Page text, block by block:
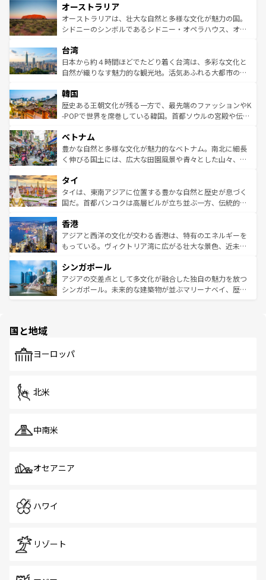
部のニューオーリンズでは、音楽と美食が融合した独特の
文化が魅力。旅行者はアメリカの各地域で異なる魅力を楽
しみながら、その多様性と豊かな歴史を感じることができ
ならではの贅沢な旅のスタイルだ。 なお、新着のアメリカ
情報はコンテンツ一覧を参照してほしい。
ワイ島は見逃せない。また、定番の観光地といえばオアフ
島だが、静かな自然を求めるならマウイ島やカウアイ島が
おすすめ。エメラルドグリーンに輝く海をはじめ、豊かな
れるおもてなしの心で訪れる人々を迎えてくれるハワイの
人々、おいしいローカルフードやハワイアンミュージッ
ク、伝統的なフラダンスなど、すべてがハワイの魅力を彩
ワイを、存分に味わってほしい。 なお、新着のハワイ情報
はコンテンツ一覧を参照してほしい。
オーストラリア
オーストラリアは、壮大な自然と多様な文化が魅力の国。
シドニーのシンボルであるシドニー・オペラハウス、オー
リアリーフや大陸中央部にそびえるウルル（エアーズロッ
ク）、タスマニアの美しい原生林やケアンズの熱帯雨林な
ど、見どころがたくさん。また、カフェやワイン、オージ
いる。アクティビティも充実しており、サーフィンやダイ
ビング、ハイキングなど、アウトドア好きにはたまらな
い。オーストラリアの多彩な魅力を存分に味わいつくそ
参照してほしい。
台湾
日本から約４時間ほどでたどり着く台湾は、多彩な文化と
自然が織りなす魅力的な観光地。活気あふれる大都市の台
ン）、静ひつな山岳地帯である台湾東部など、都市の喧騒
と山間の静けさが共存しており、訪れる人に新しい発見と
驚きをもたらしてくれる。また、奥深い台湾の食文化も魅
容にもいいと評判のスイーツなど、バラエティ豊かな料理
が味わえる。 なお、新着の台湾情報は コンテンツ一覧を参
照してほしい。
韓国
歴史ある王朝文化が残る一方で、最先端のファッションやK
-POPで世界を席巻している韓国。首都ソウルの宮殿や伝統
き、地方に足を延ばせば四季折々の自然美を楽しむことが
できる。そして、キムチや焼肉、絶品のストリートフード
まで、さまざまな韓国料理が待っている。夜には、韓国な
リティに包まれながら、韓国の多彩な魅力を心ゆくまで味
わってみてほしい。 なお、新着の韓国情報はコンテンツ一
覧を参照してほしい。
ベトナム
豊かな自然と多様な文化が魅力的なベトナム。南北に細長
く伸びる国土には、広大な田園風景や青々とした山々、世
急速な発展と共に伝統が息づく。ハノイの古い町並みやホ
ーチミン市のフランス統治時代の建物も、独特の雰囲気を
醸し出している。また、バラエティの豊かさとおいしさで
とつ。フォーやバインミー、ベトナムコーヒーなどは、ぜ
ひ現地で味わいたい。どの地域を訪れてもあたたかい人々
が旅行者を迎えてくれるので、きっと忘れられない旅にな
参照してほしい。
タイ
タイは、東南アジアに位置する豊かな自然と歴史が息づく
国だ。首都バンコクは高層ビルが立ち並ぶ一方、伝統的な
の活気が交差している。北部ではチェンマイなどの山岳地
帯で自然と触れ合い、南部ではプーケットやクラビの美し
いビーチでリゾート気分を楽しむことができる。タイ料理
激する。気候は一年中温暖で、どの季節にも異なる楽しみ
が待っている。親しみやすいタイの人々、仏教を中心とし
た文化、そして多様な観光資源が、訪れる旅人を魅了し続
香港
アジアと西洋の文化が交わる香港は、特有のエネルギーを
もっている。ヴィクトリア湾に広がる壮大な景色、近未来
み、どこを訪れても感動するはず。観光スポットが密集し
ており、効率よく見どころを回れるのも魅力。息をのむよ
うな絶景から文化的な体験まで、香港を存分に楽しみ尽く
シンガポール
アジアの交差点として多文化が融合した独自の魅力を放つ
シンガポール。未来的な建築物が並ぶマリーナベイ、歴史
で、ホーカーズは地元の風情を楽しめる外せないスポット
国と地域
ヨーロッパ
北米
中南米
オセアニア
ハワイ
リゾート